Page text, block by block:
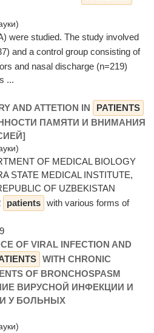
were studied. The study involved
and a control group consisting of
and nasal discharge (n=219)
...
AND ATTETION IN
PATIENTS
ПАМЯТИ И ВНИМАНИЯ
OF MEDICAL BIOLOGY
STATE MEDICAL INSTITUTE,
OF UZBEKISTAN
patients with various forms of
OF VIRAL INFECTION AND
WITH CHRONIC
OF BRONCHOSPASM
ВИРУСНОЙ ИНФЕКЦИИ И
У БОЛЬНЫХ